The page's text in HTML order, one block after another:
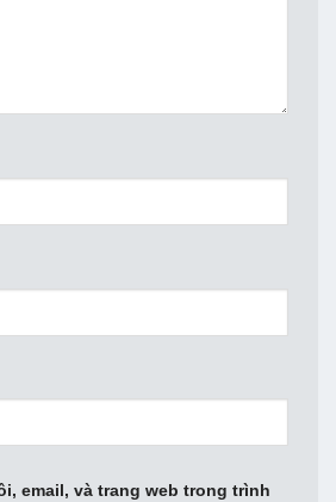
email, và trang web trong trình